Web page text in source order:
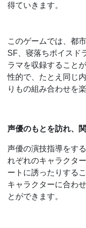
得ていきます。
このゲームでは、都
SF、寝落ちボイスド
ラマを収録すること
性的で、たとえ同じ
りもの組み合わせを
声優のもとを訪れ、
声優の演技指導をす
れぞれのキャラクタ
ートに誘ったりする
キャラクターに合わ
とができます。